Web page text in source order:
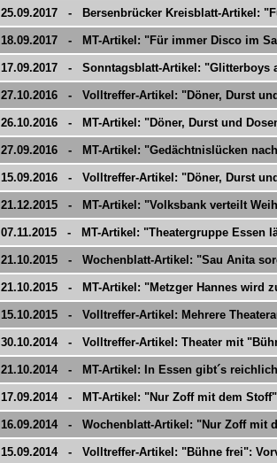
25.09.2017 - Bersenbrücker Kreisblatt-Artikel:
18.09.2017 - MT-Artikel: "Für immer Disco im
17.09.2017 - Sonntagsblatt-Artikel: "Glitterboys
27.10.2016 - Volltreffer-Artikel: "Döner, Durst
26.10.2016 - MT-Artikel: "Döner, Durst und
27.09.2016 - MT-Artikel: "Gedächtnislücken
15.09.2016 - Volltreffer-Artikel: "Döner, Durst
21.12.2015 - MT-Artikel: "Volksbank verteilt
07.11.2015 - MT-Artikel: "Theatergruppe Essen
21.10.2015 - Wochenblatt-Artikel: "Sau Anita
21.10.2015 - MT-Artikel: "Metzger Hannes wird
15.10.2015 - Volltreffer-Artikel: Mehrere
30.10.2014 - Volltreffer-Artikel: Theater mit
21.10.2014 - MT-Artikel: In Essen gibt´s
17.09.2014 - MT-Artikel: "Nur Zoff mit dem Stoff"
16.09.2014 - Wochenblatt-Artikel: "Nur Zoff mit
15.09.2014 - Volltreffer-Artikel: "Bühne frei":